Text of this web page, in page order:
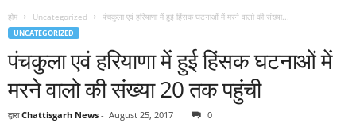
होम Uncategorized पंचकुला एवं हरियाणा में हुई हिंसक घटनाओं में मरने वालो की संख्या...
UNCATEGORIZED
पंचकुला एवं हरियाणा में हुई हिंसक घटनाओं में
मरने वालो की संख्या 20 तक पहुंची
द्वारा Chattisgarh News - August 25, 2017 0